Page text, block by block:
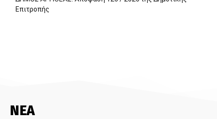
Επιτροπής
ΝΕΑ